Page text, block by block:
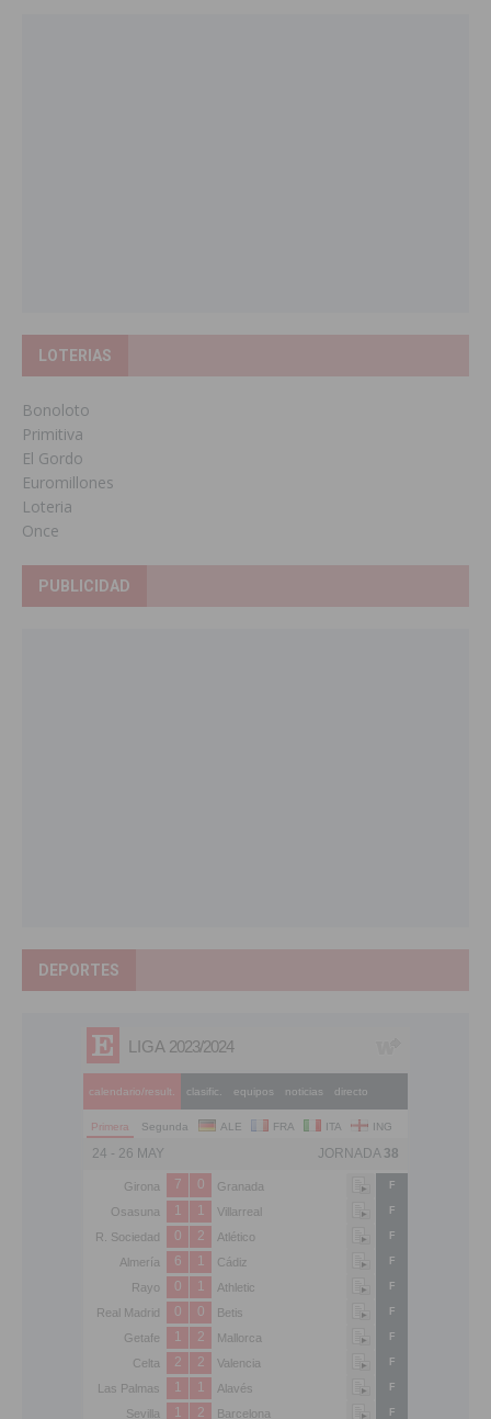
LOTERIAS
Bonoloto
Primitiva
El Gordo
Euromillones
Loteria
Once
PUBLICIDAD
DEPORTES